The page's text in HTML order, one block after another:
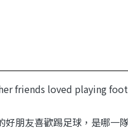
friends loved playing
好朋友喜歡踢足球，是哪一